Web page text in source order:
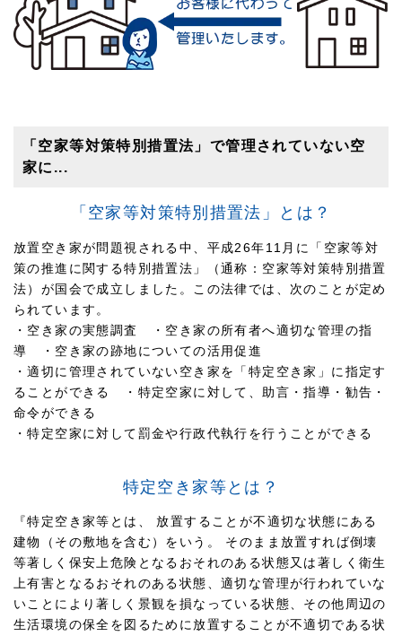
「空家等対策特別措置法」で管理されていない空
家に...
「空家等対策特別措置法」とは？
放置空き家が問題視される中、平成26年11月に「空家等対
策の推進に関する特別措置法」（通称：空家等対策特別措置
法）が国会で成立しました。この法律では、次のことが定め
られています。
・空き家の実態調査 ・空き家の所有者へ適切な管理の指
導 ・空き家の跡地についての活用促進
・適切に管理されていない空き家を「特定空き家」に指定す
ることができる ・特定空家に対して、助言・指導・勧告・
命令ができる
・特定空家に対して罰金や行政代執行を行うことができる
特定空き家等とは？
『特定空き家等とは、
放置することが不適切な状態にある
建物（その敷地を含む）をいう。
そのまま放置すれば倒壊
等著しく保安上危険となるおそれのある状態又は著しく衛生
上有害となるおそれのある状態、適切な管理が行われていな
いことにより著しく景観を損なっている状態、その他周辺の
生活環境の保全を図るために放置することが不適切である状